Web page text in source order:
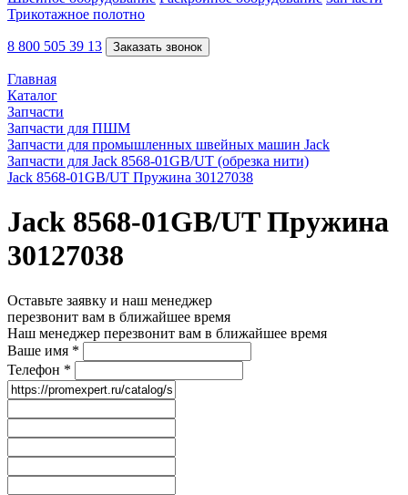
Трикотажное полотно
8 800 505 39 13 Заказать звонок
Главная
Каталог
Запчасти
Запчасти для ПШМ
Запчасти для промышленных швейных машин Jack
Запчасти для Jack 8568-01GB/UT (обрезка нити)
Jack 8568-01GB/UT Пружина 30127038
Jack 8568-01GB/UT Пружина
30127038
Оставьте заявку и наш менеджер
перезвонит вам в ближайшее время
Наш менеджер перезвонит вам в ближайшее время
Ваше имя *
Телефон *